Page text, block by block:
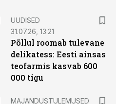
UUDISED
31.07.26, 13:21
Põllul roomab tulevane
delikatess: Eesti ainsas
teofarmis kasvab 600
000 tigu
MAJANDUSTULEMUSED